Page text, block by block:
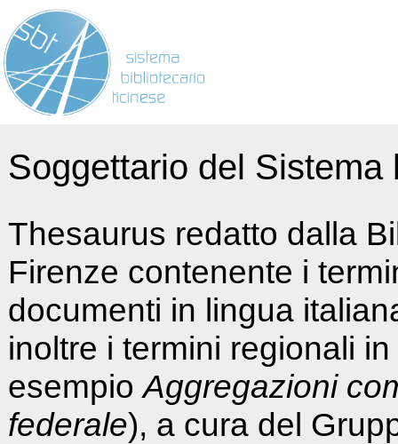
Soggettario del
Thesaurus redatto dalla
Firenze contenente i
documenti in lingua
inoltre i termini regionali
esempioAggregazioni
federale), a cura del